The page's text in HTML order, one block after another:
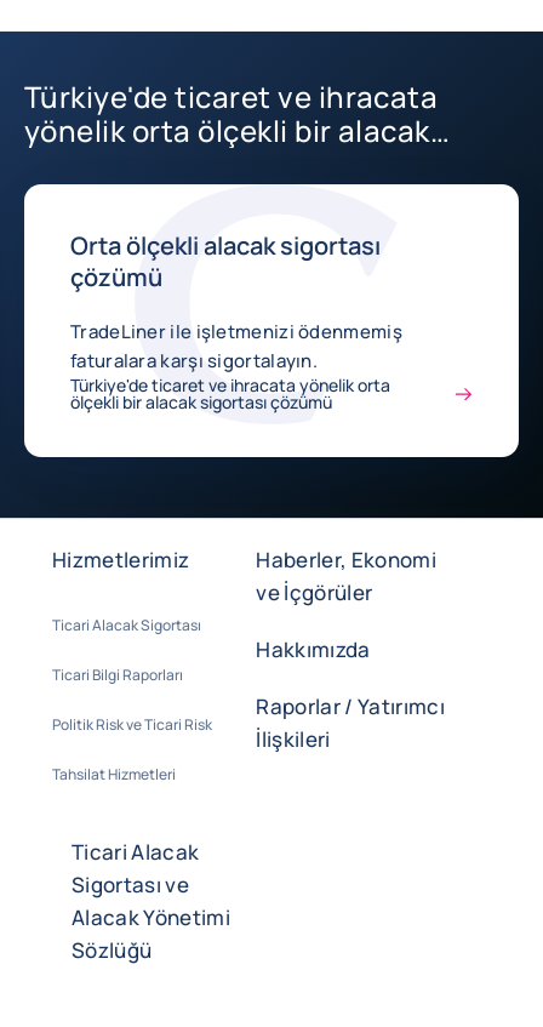
Türkiye'de ticaret ve ihracata
yönelik orta ölçekli bir alacak
Orta ölçekli alacak sigortası
çözümü
TradeLiner ile işletmenizi ödenmemiş
faturalara karşı sigortalayın.
Türkiye'de ticaret ve ihracata yönelik orta
ölçekli bir alacak sigortası çözümü
Hizmetlerimiz
Ticari Alacak Sigortası
Ticari Bilgi Raporları
Politik Risk ve Ticari Risk
Tahsilat Hizmetleri
Haberler, Ekonomi
ve İçgörüler
Hakkımızda
Raporlar / Yatırımcı
İlişkileri
Ticari Alacak
Sigortası ve
Alacak Yönetimi
Sözlüğü